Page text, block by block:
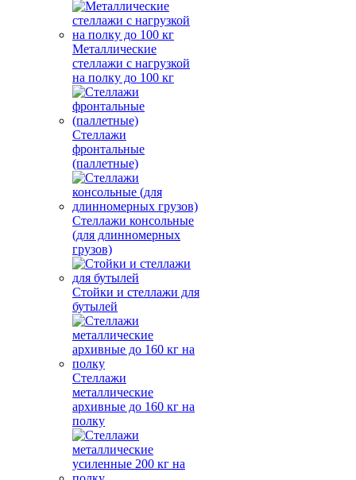
Металлические
стеллажи с нагрузкой
на полку до 100 кг
Стеллажи
фронтальные
(паллетные)
Стеллажи консольные
(для длинномерных
грузов)
Стойки и стеллажи для
бутылей
Стеллажи
металлические
архивные до 160 кг на
полку